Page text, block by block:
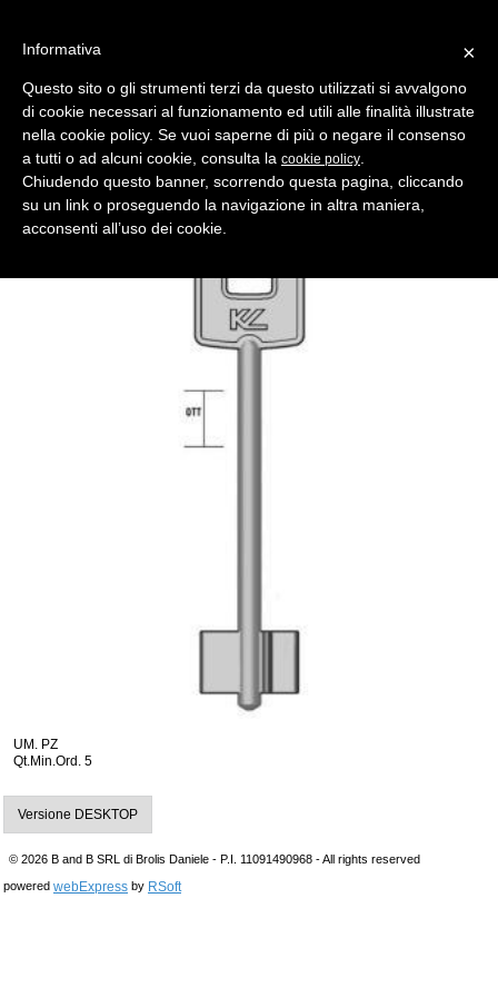
Indietro
chiave doppia mappa 3ca ottone lc
Comparativo Silca CSM Produttore Key Line
UM. PZ
Qt.Min.Ord. 5
Versione DESKTOP
© 2026 B and B SRL di Brolis Daniele - P.I. 11091490968 - All rights reserved
powered webExpress by RSoft
×
Informativa
Questo sito o gli strumenti terzi da questo utilizzati si avvalgono
di cookie necessari al funzionamento ed utili alle finalità illustrate
nella cookie policy. Se vuoi saperne di più o negare il consenso
a tutti o ad alcuni cookie, consulta la cookie policy
Chiudendo questo banner, scorrendo questa pagina, cliccando
su un link o proseguendo la navigazione in altra maniera,
acconsenti all’uso dei cookie.